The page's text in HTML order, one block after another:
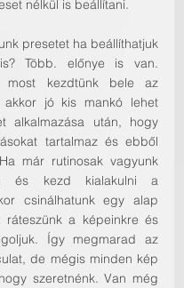
nélkül is beállítani.
presetet ha beállíthatjuk
Több. előnye is van.
most kezdtünk bele az
akkor jó kis mankó lehet
alkalmazása után, hogy
tartalmaz és ebből
már rutinosak vagyunk
és kezd kialakulni a
csinálhatunk egy alap
ráteszünk a képeinkre és
Így megmarad az
de mégis minden kép
szeretnénk. Van még